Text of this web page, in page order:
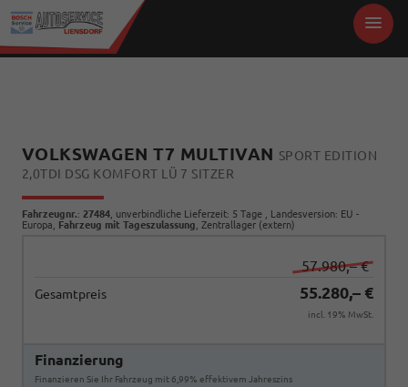
VOLKSWAGEN T7 MULTIVAN SPORT EDITION
2,0TDI DSG KOMFORT LÜ 7 SITZER
Fahrzeugnr.: 27484 , unverbindliche Lieferzeit: 5 Tage , Landesversion: EU -
Europa, Fahrzeug mit Tageszulassung , Zentrallager (extern)
57.980,– €
Gesamtpreis 55.280,– €
incl. 19% MwSt.
Finanzierung
Finanzieren Sie Ihr Fahrzeug mit 6,99% effektivem Jahreszins